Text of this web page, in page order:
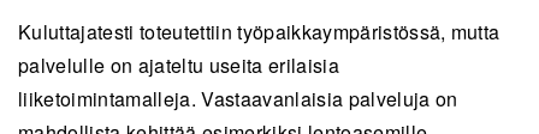
Kuluttajatesti toteutettiin työpaikkaympäristössä, mutta
palvelulle on ajateltu useita erilaisia
liiketoimintamalleja. Vastaavanlaisia palveluja on